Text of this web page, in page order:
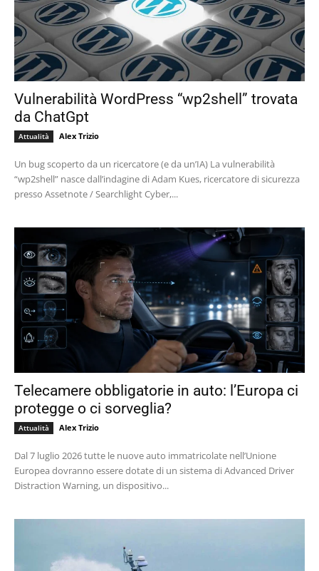
Vulnerabilità WordPress “wp2shell” trovata
da ChatGpt
Attualità Alex Trizio
Un bug scoperto da un ricercatore (e da un’IA) La vulnerabilità
“wp2shell” nasce dall’indagine di Adam Kues, ricercatore di sicurezza
presso Assetnote / Searchlight Cyber,...
Telecamere obbligatorie in auto: l’Europa ci
protegge o ci sorveglia?
Attualità Alex Trizio
Dal 7 luglio 2026 tutte le nuove auto immatricolate nell’Unione
Europea dovranno essere dotate di un sistema di Advanced Driver
Distraction Warning, un dispositivo...